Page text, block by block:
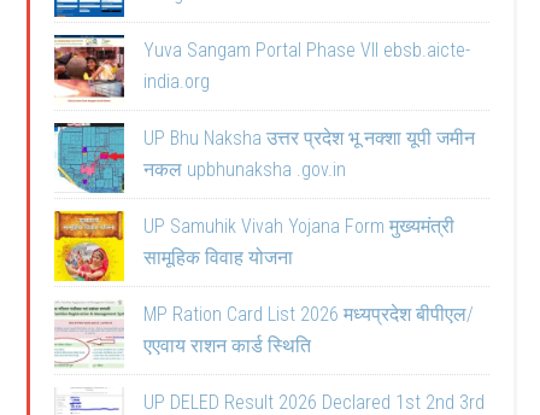
Yuva Sangam Portal Phase VII ebsb.aicte-
india.org
UP Bhu Naksha उत्तर प्रदेश भू नक्शा यूपी जमीन
नकल upbhunaksha .gov.in
UP Samuhik Vivah Yojana Form मुख्यमंत्री
सामूहिक विवाह योजना
MP Ration Card List 2026 मध्यप्रदेश बीपीएल/
एएवाय राशन कार्ड स्थिति
UP DELED Result 2026 Declared 1st 2nd 3rd